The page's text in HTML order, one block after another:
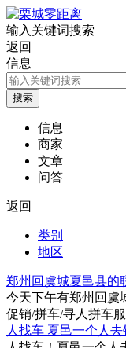
输入关键词搜索
返回
信息
信息
商家
文章
问答
返回
类别
地区
郑州回虞城夏邑县的
今天下午有郑州回虞
促销/拼车/寻人 拼车
人找车 夏邑一个人